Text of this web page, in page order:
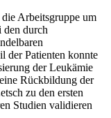
Arbeitsgruppe um
den durch
der Patienten konnte
der Leukämie
Rückbildung der
zu den ersten
Studien validieren